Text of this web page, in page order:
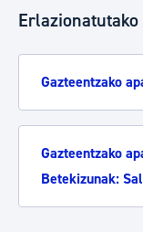
Gazteentzako
Gazteentzako
Betekizunak: